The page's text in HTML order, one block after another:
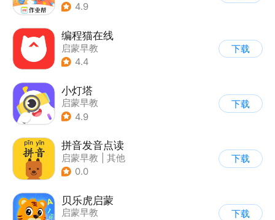
4.9
编程猫在线
启蒙早教
4.4
下载
小灯塔
启蒙早教
4.9
下载
拼音发音点读
启蒙早教
其他
0.0
下载
贝乐虎启蒙
启蒙早教
下载